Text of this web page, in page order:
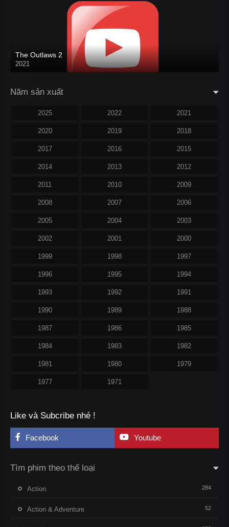
The Outlaws 2
2021
Năm sản xuất
2025 2022 2021
2020 2019 2018
2017 2016 2015
2014 2013 2012
2011 2010 2009
2008 2007 2006
2005 2004 2003
2002 2001 2000
1999 1998 1997
1996 1995 1994
1993 1992 1991
1990 1989 1988
1987 1986 1985
1984 1983 1982
1981 1980 1979
1977 1971
Like và Subcribe nhé !
Facebook Youtube
Tìm phim theo thể loại
Action 284
Action & Adventure 52